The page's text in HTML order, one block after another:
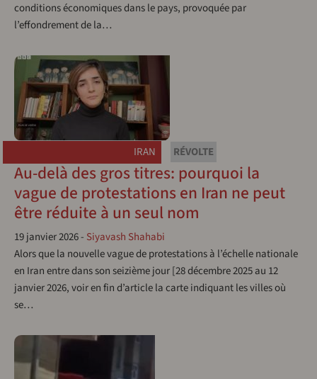
conditions économiques dans le pays, provoquée par
l’effondrement de la…
IRAN RÉVOLTE
Au-delà des gros titres: pourquoi la
vague de protestations en Iran ne peut
être réduite à un seul nom
19 janvier 2026- Siyavash Shahabi
Alors que la nouvelle vague de protestations à l’échelle nationale
en Iran entre dans son seizième jour [28 décembre 2025 au 12
janvier 2026, voir en fin d’article la carte indiquant les villes où
se…